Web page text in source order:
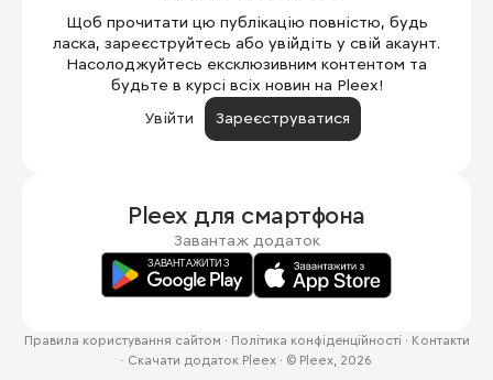
Щоб прочитати цю публікацію повністю, будь
ласка, зареєструйтесь або увійдіть у свій акаунт.
Насолоджуйтесь ексклюзивним контентом та
будьте в курсі всіх новин на Pleex!
Увійти
Зареєструватися
Pleex для смартфона
Завантаж додаток
Правила користування сайтом · Політика конфіденційності · Контакти
· Скачати додаток Pleex · © Pleex, 2026